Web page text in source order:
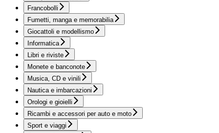
Francobolli
Fumetti, manga e memorabilia
Giocattoli e modellismo
Informatica
Libri e riviste
Monete e banconote
Musica, CD e vinili
Nautica e imbarcazioni
Orologi e gioielli
Ricambi e accessori per auto e moto
Sport e viaggi